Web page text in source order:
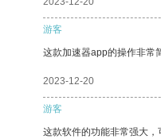
游客
这款加速器app的操作非常
2023-12-20
游客
这款软件的功能非常强大，